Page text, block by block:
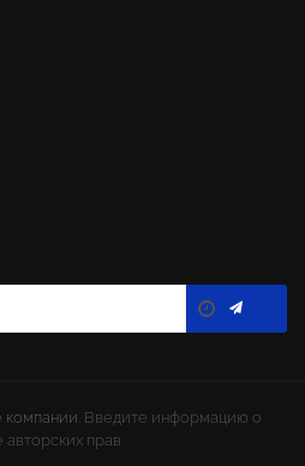
компании. Введите информацию о
авторских прав